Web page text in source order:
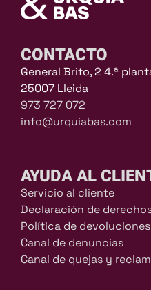
CONTACTO
General Brito, 2 4.ª
25007 Lleida
973 727 072
info@urquiabas.com
AYUDA AL
Servicio al cliente
Declaración de
Política de devoluciones
Canal de denuncias
Canal de quejas y